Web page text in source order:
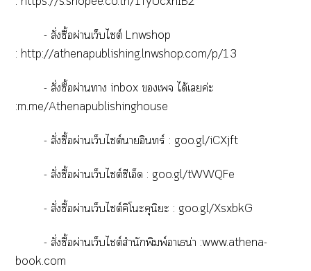
- สั่งซื้อผ่านเว็บไซต์ Lnwshop
: http://athenapublishing.lnwshop.com/p/13
- สั่งซื้อผ่านา inbox เจ ได้เค่ะ
:m.me/Athenapublishinghouse
- สั่งซื้อผ่านเว็บไซต์าอินทร์ : goo.gl/iCXjft
- สั่งซื้อผ่านเว็บไซต์ซีเอ็ด : goo.gl/tWWQFe
- สั่งซื้อผ่านเว็บไซต์คิโะคุนิะ : goo.gl/XsxbkG
- สั่งซื้อผ่านเว็บไต์สำนักพิมพ์าเธน่า :www.athena-
book.com